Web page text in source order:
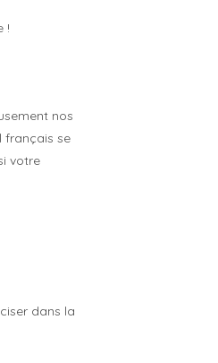
!
nos
français se
votre
dans la